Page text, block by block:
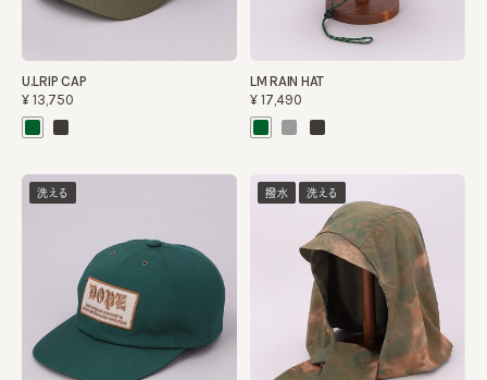
U.LRIP CAP
¥13,750
LM RAIN HAT
¥17,490
洗える 撥水 洗える